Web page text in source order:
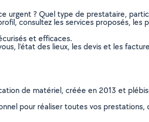
urgent ? Quel type de prestataire,
consultez les services proposés,
et efficaces.
l’état des lieux, les devis et les
de matériel, créée en 2013 et
pour réaliser toutes vos